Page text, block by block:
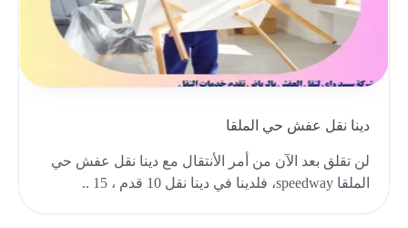
دينا نقل عفش حي الملقا
لن تقلق بعد الآن من أمر الأنتقال مع دينا نقل عفش حي
الملقا speedway، فلدينا في دينا نقل 10 قدم ، 15 ..